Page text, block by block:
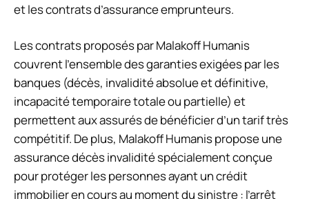
et les contrats d’assurance emprunteurs.
Les contrats proposés par Malakoff Humanis
couvrent l’ensemble des garanties exigées par les
banques (décès, invalidité absolue et définitive,
incapacité temporaire totale ou partielle) et
permettent aux assurés de bénéficier d’un tarif très
compétitif. De plus, Malakoff Humanis propose une
assurance décès invalidité spécialement conçue
pour protéger les personnes ayant un crédit
immobilier en cours au moment du sinistre : l’arrêt